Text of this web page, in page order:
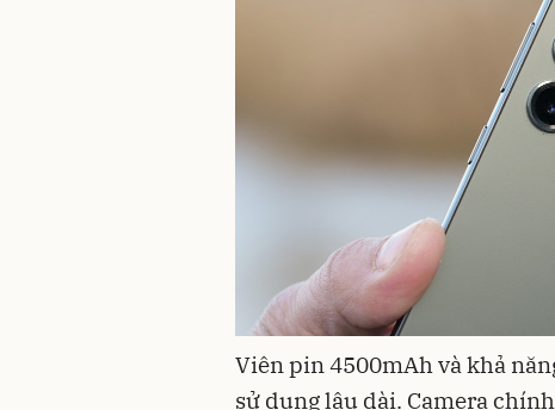
Viên pin 4500mAh và khả
sử dụng lâu dài. Camera